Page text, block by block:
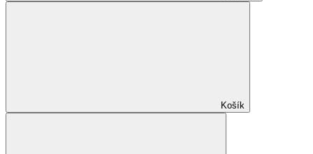
Košík